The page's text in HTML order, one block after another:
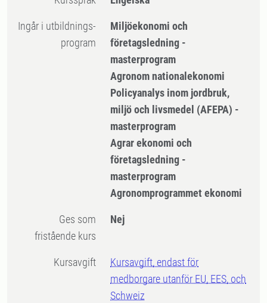
Ingår i utbildnings-
program
Miljöekonomi och
företagsledning -
masterprogram
Agronom nationalekonomi
Policyanalys inom jordbruk,
miljö och livsmedel (AFEPA) -
masterprogram
Agrar ekonomi och
företagsledning -
masterprogram
Agronomprogrammet ekonomi
Ges som
fristående kurs
Nej
Kursavgift
Kursavgift, endast för
medborgare utanför EU, EES, och
Schweiz